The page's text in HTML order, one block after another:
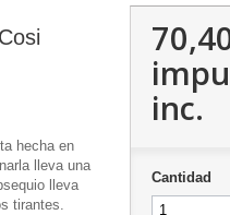
hecha en
lleva una
lleva
tirantes.
inc.
Cantidad